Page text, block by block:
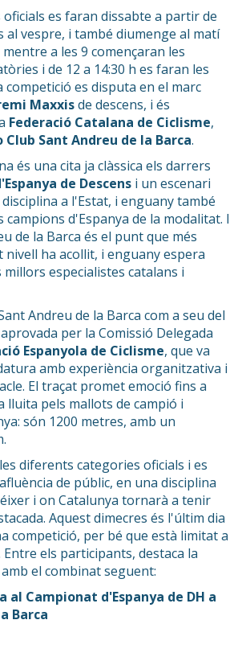
es faran dissabte a partir de
al vespre, i també diumenge al matí
mentre a les 9 començaran les
i de 12 a 14:30 h es faran les
competició es disputa en el marc
Maxxisde descens, i és
Federació Catalana de Ciclisme,
Club Sant Andreu de la Barca.
és una cita ja clàssica els darrers
de Descens i un escenari
a l'Estat, i enguany també
d'Espanya de la modalitat. I
de la Barca és el punt que més
nivell ha acollit, i enguany espera
especialistes catalans i
Andreu de la Barca com a seu del
per la Comissió Delegada
Espanyola de Ciclisme, que va
amb experiència organitzativa i
El traçat promet emoció fins a
lluita pels mallots de campió i
són 1200 metres, amb un
diferents categories oficials i es
de públic, en una disciplina
i on Catalunya tornarà a tenir
Aquest dimecres és l'últim dia
competició, per bé que està limitat a
Entre els participants, destaca la
el combinat seguent:
al Campionat d'Espanya de DH a
Barca